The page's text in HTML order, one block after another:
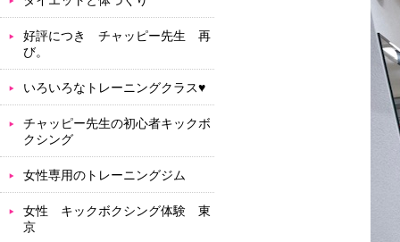
好評につき チャッピー先生 再
び。
いろいろなトレーニングクラス♥
チャッピー先生の初心者キックボ
クシング
女性専用のトレーニングジム
女性 キックボクシング体験 東
京